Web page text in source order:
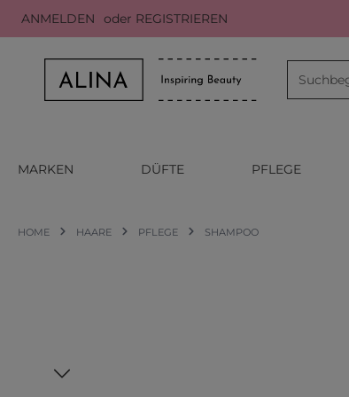
Hauptinhalt springen
Zur Suche springen
Zur Hauptnavigation springen
ANMELDEN oder REGISTRIEREN
MARKEN DÜFTE PFLEGE
HOME HAARE PFLEGE SHAMPOO
Bildergalerie überspringen